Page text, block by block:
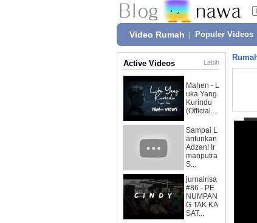
Video Rumah Populer Videos
Active Videos Lebih
Mahen - L
uka Yang
Kurindu
(Official ...
Sampai L
antunkan
Adzan! Ir
manputra
S...
jurnalrisa
#86 - PE
NUMPAN
G TAK KA
SAT...